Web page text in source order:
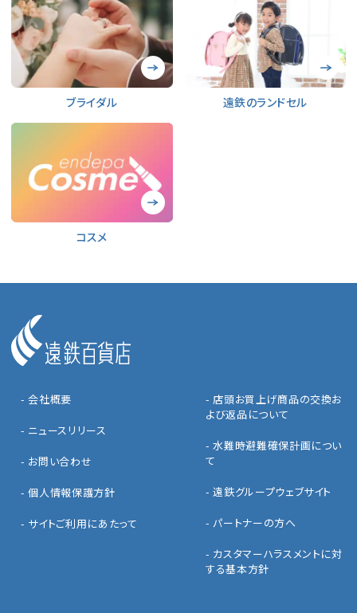
ブライダル 遠鉄のランドセル
コスメ
- 会社概要
- ニュースリリース
- お問い合わせ
- 個人情報保護方針
- サイトご利用にあたって
- 店頭お買上げ商品の交換お
よび返品について
- 水難時避難確保計画につい
て
- 遠鉄グループウェブサイト
- パートナーの方へ
- カスタマーハラスメントに対
する基本方針